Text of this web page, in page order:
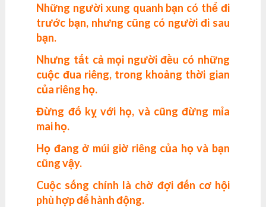
Những người xung quanh bạn có thể đi
trước bạn, nhưng cũng có người đi sau
bạn.
Nhưng tất cả mọi người đều có những
cuộc đua riêng, trong khoảng thời gian
của riêng họ.
Đừng đố kỵ với họ, và cũng đừng mỉa
mai họ.
Họ đang ở múi giờ riêng của họ và bạn
cũng vậy.
Cuộc sống chính là chờ đợi đến cơ hội
phù hợp để hành động.